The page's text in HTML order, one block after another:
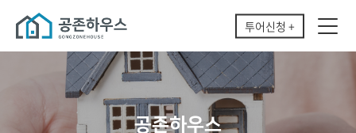
투어신청 +
공존하우스